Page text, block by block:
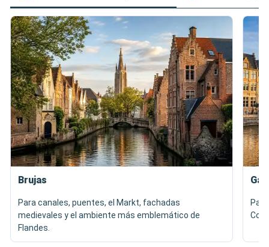
Brujas
Para canales, puentes, el Markt, fachadas
medievales y el ambiente más emblemático de
Flandes.